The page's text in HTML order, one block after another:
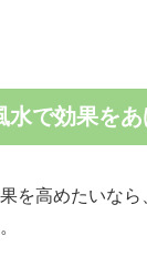
水で効果を
を高めたいな